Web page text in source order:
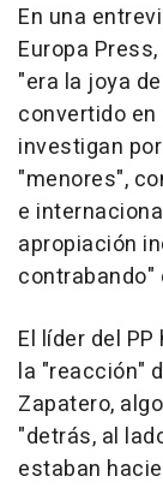
En una
Europa
"era la joya
convertido
investigan
"menores",
e
apropiación
El líder del
la "reacción"
Zapatero,
"detrás, al
estaban